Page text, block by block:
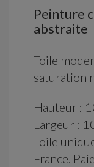
Peinture
abstraite
Toile
saturation
Hauteur :
Largeur :
Toile
France.